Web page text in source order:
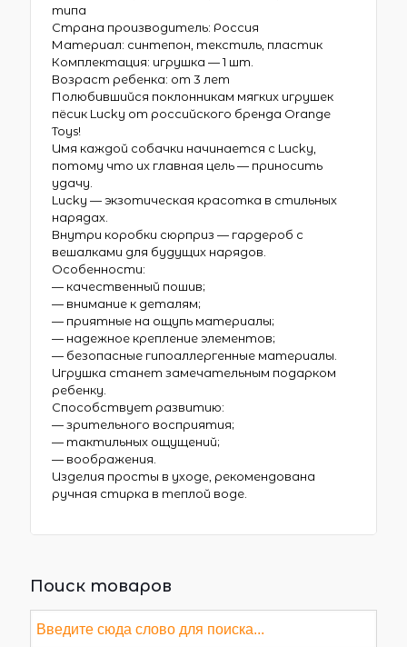
типа
Страна производитель: Россия
Материал: синтепон, текстиль, пластик
Комплектация: игрушка — 1 шт.
Возраст ребенка: от 3 лет
Полюбившийся поклонникам мягких игрушек
пёсик Lucky от российского бренда Orange
Toys!
Имя каждой собачки начинается с Lucky,
потому что их главная цель — приносить
удачу.
Lucky — экзотическая красотка в стильных
нарядах.
Внутри коробки сюрприз — гардероб с
вешалками для будущих нарядов.
Особенности:
— качественный пошив;
— внимание к деталям;
— приятные на ощупь материалы;
— надежное крепление элементов;
— безопасные гипоаллергенные материалы.
Игрушка станет замечательным подарком
ребенку.
Способствует развитию:
— зрительного восприятия;
— тактильных ощущений;
— воображения.
Изделия просты в уходе, рекомендована
ручная стирка в теплой воде.
Поиск товаров